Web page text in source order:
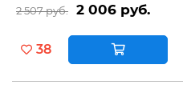
2 507 руб. 2 006 руб.
38